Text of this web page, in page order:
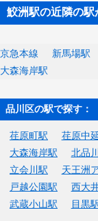
鮫洲駅の近隣の駅
京急本線 新馬場駅
大森海岸駅
品川区の駅で探す：
荏原町駅 荏原中
大森海岸駅
北品
立会川駅
天王洲
戸越公園駅
西大
武蔵小山駅
目黒